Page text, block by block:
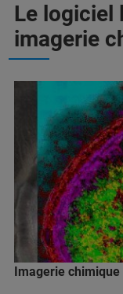
Le logiciel
imagerie
Imagerie